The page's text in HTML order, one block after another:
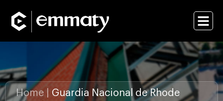
Home
Guardia Nacional de Rhode